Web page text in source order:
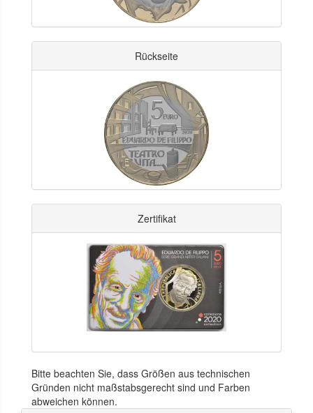
Rückseite
Zertifikat
Bitte beachten Sie, dass Größen aus technischen
Gründen nicht maßstabsgerecht sind und Farben
abweichen können.